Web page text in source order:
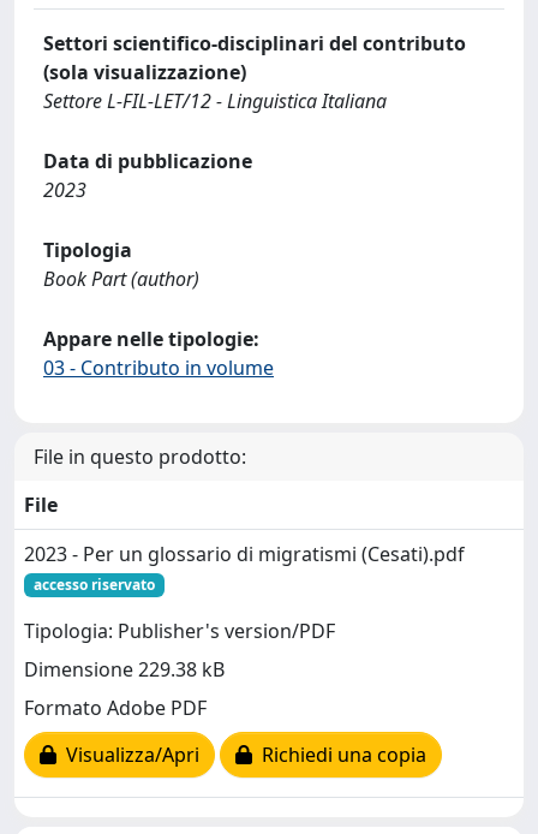
Settori scientifico-disciplinari del contributo
(sola visualizzazione)
Settore L-FIL-LET/12 - Linguistica Italiana
Data di pubblicazione
2023
Tipologia
Book Part (author)
Appare nelle tipologie:
03 - Contributo in volume
File in questo prodotto:
File
2023 - Per un glossario di migratismi (Cesati).pdf
accesso riservato
Tipologia: Publisher's version/PDF
Dimensione 229.38 kB
Formato Adobe PDF
Visualizza/Apri
Richiedi una copia